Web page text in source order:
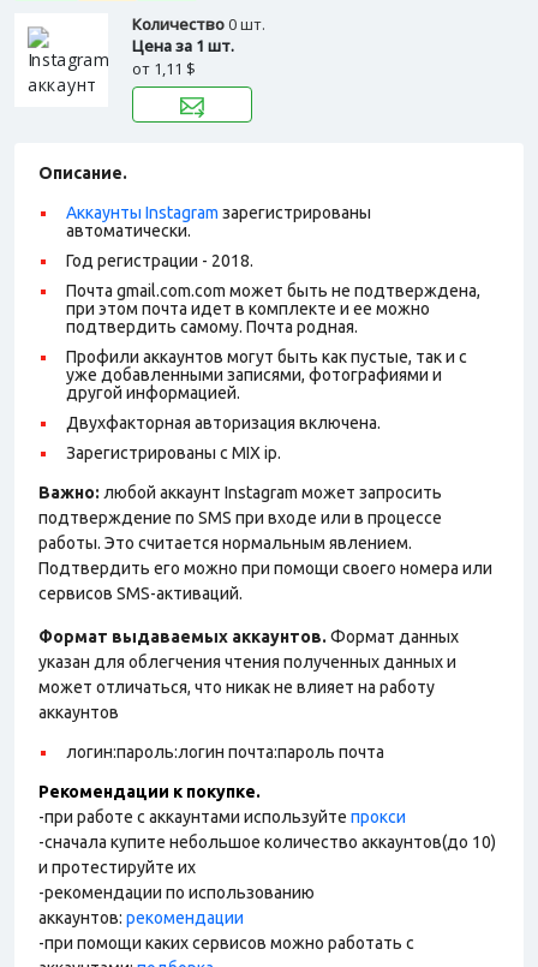
Количество0 шт.
Цена за 1 шт.
от 1,11 $
Описание.
Аккаунты Instagram зарегистрированы
автоматически.
Год регистрации - 2018.
Почта gmail.com.com может быть не подтверждена,
при этом почта идет в комплекте и ее можно
подтвердить самому. Почта родная.
Профили аккаунтов могут быть как пустые, так и с
уже добавленными записями, фотографиями и
другой информацией.
Двухфакторная авторизация включена.
Зарегистрированы с MIX ip.
Важно: любой аккаунт Instagram может запросить
подтверждение по SMS при входе или в процессе
работы. Это считается нормальным явлением.
Подтвердить его можно при помощи своего номера или
сервисов SMS-активаций.
Формат выдаваемых аккаунтов. Формат данных
указан для облегчения чтения полученных данных и
может отличаться, что никак не влияет на работу
аккаунтов
логин:пароль:логин почта:пароль почта
Рекомендации к покупке.
-при работе с аккаунтами используйте прокси
-сначала купите небольшое количество аккаунтов(до 10)
и протестируйте их
-рекомендации по использованию
аккаунтов: рекомендации
-при помощи каких сервисов можно работать с